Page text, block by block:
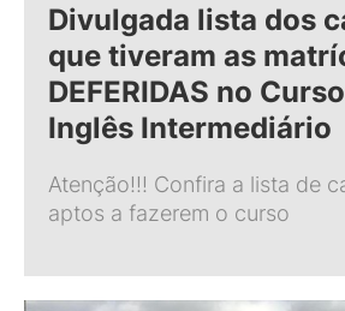
Divulgada lista dos
que tiveram as
DEFERIDAS no
Inglês Intermediário
Atenção!!! Confira a lista de
aptos a fazerem o curso